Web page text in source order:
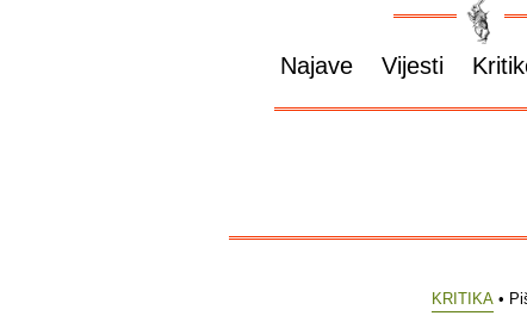
Najave Vijesti
KRITIKA •